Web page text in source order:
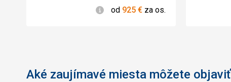
Informácie
od 925 € za os.
Aké zaujímavé miesta môžete objaviť